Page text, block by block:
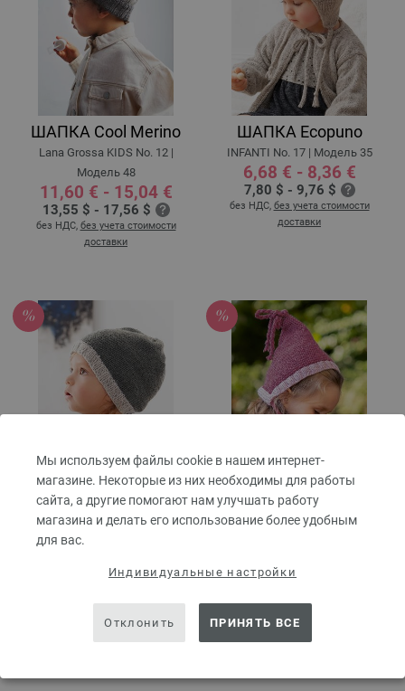
Мы используем файлы cookie в нашем интернет-
магазине. Некоторые из них необходимы для работы
сайта, а другие помогают нам улучшать работу
магазина и делать его использование более удобным
для вас.
Индивидуальные настройки
Отклонить ПРИНЯТЬ ВСЕ
ШАПКА Cool Merino
Lana Grossa KIDS No. 12 |
Модель 48
11,60 € - 15,04 €
13,55 $ - 17,56 $
без НДС, без учета стоимости
доставки
ШАПКА Ecopuno
INFANTI No. 17 | Модель 35
6,68 € - 8,36 €
7,80 $ - 9,76 $
без НДС, без учета стоимости
доставки
ШАПКА Cool Wool Big
INFANTI No. 17 | Модель 37
9,08 € - 12,60 €
10,60 $ - 14,71 $
ШАПКА Cool Wool Big
Melange
87
без НДС, без учета стоимости
доставки